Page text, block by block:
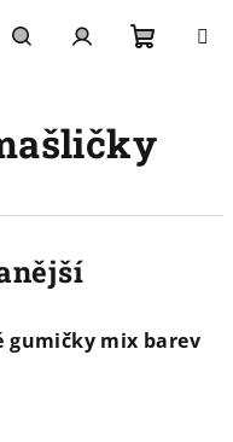
košík
gumičky mix barev